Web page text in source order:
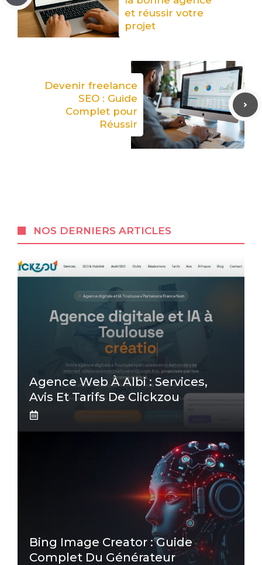
et réussir votre
projet
Devenir freelance
SEO : Guide
Complet pour
Réussir
NOS DERNIERS ARTICLES
Agence Web À Albi : Services,
Avis Et Tarifs De Clickzou
Bing Image Creator : Guide
Complet Du Générateur